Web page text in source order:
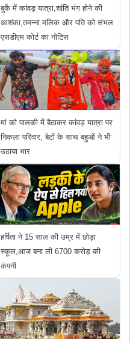
बुर्के में कांवड़ यात्रा,शांति भंग होने की
आशंका,तमन्ना मलिक और पति को संभल
एसडीएम कोर्ट का नोटिस
मां को पालकी में बैठाकर कांवड़ यात्रा पर
निकला परिवार, बेटों के साथ बहुओं ने भी
उठाया भार
हर्षिता ने 15 साल की उम्र में छोड़ा
स्कूल,आज बना ली 6700 करोड़ की
कंपनी